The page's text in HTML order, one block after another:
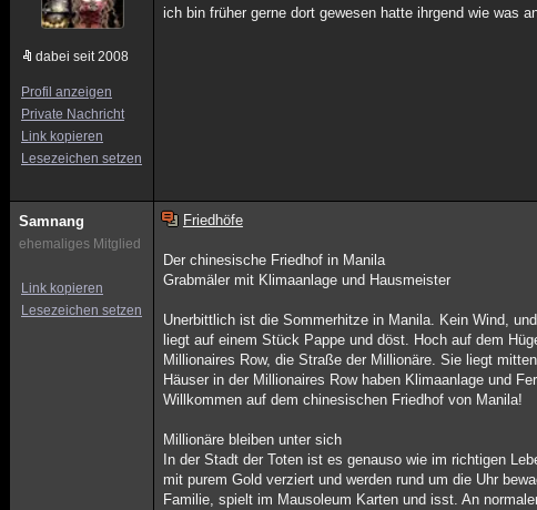
dabei seit 2008
Profil anzeigen
Private Nachricht
Link kopieren
Lesezeichen setzen
ich bin früher gerne dort gewesen hatte ihrgend wie was
Samnang
ehemaliges Mitglied
Link kopieren
Lesezeichen setzen
Friedhöfe
Der chinesische Friedhof in Manila
Grabmäler mit Klimaanlage und Hausmeister
Unerbittlich ist die Sommerhitze in Manila. Kein Wind,
liegt auf einem Stück Pappe und döst. Hoch auf dem
Millionaires Row, die Straße der Millionäre. Sie liegt
Häuser in der Millionaires Row haben Klimaanlage und
Willkommen auf dem chinesischen Friedhof von Manila!
Millionäre bleiben unter sich
In der Stadt der Toten ist es genauso wie im richtigen
mit purem Gold verziert und werden rund um die Uhr
Familie, spielt im Mausoleum Karten und isst. An